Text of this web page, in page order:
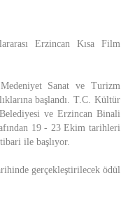
Erzincan Kısa Film
Sanat ve Turizm
başlandı. T.C. Kültür
ve Erzincan Binali
19 - 23 Ekim tarihleri
ile başlıyor.
gerçekleştirilecek ödül